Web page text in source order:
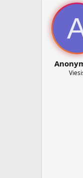
e
d
e